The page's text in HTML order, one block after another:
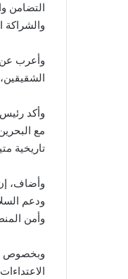
التضامن
والشراكة
وأعرب عن
وأكد
مع
تاريخية
وأضاف،
ودعم
وأمن
وبخصوص